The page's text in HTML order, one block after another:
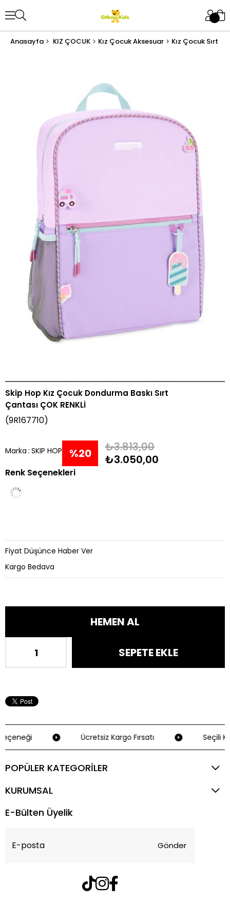
Anasayfa KIZ ÇOCUK Kız Çocuk Aksesuar Kız Çocuk Sırt
Skip Hop Kız Çocuk Dondurma Baskı Sırt
Çantası ÇOK RENKLİ
(9R167710)
Marka : SKIP HOP %20
İndirim
₺3.813,00
₺3.050,00
Renk Seçenekleri
Fiyat Düşünce Haber Ver
Kargo Bedava
Ücretsiz Kargo Fırsatı Seçili
POPÜLER KATEGORİLER
KURUMSAL
E-Bülten Üyelik
Gönder